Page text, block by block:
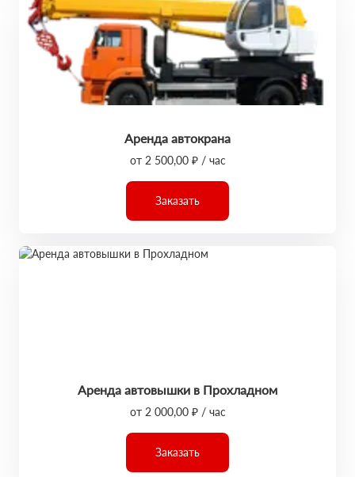
Аренда автокрана
от 2 500,00 ₽ / час
Заказать
Аренда автовышки в Прохладном
от 2 000,00 ₽ / час
Заказать